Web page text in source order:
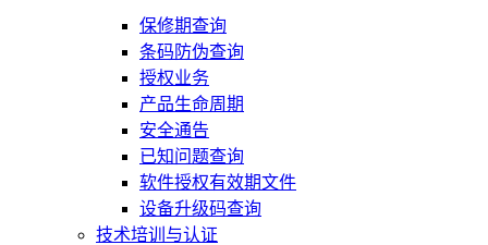
保修期查询
条码防伪查询
授权业务
产品生命周期
安全通告
已知问题查询
软件授权有效期文件
设备升级码查询
技术培训与认证